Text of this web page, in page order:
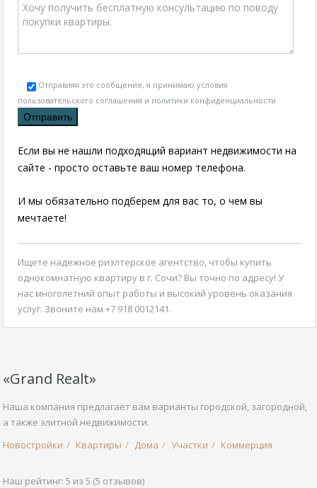
Отправляя это сообщение, я принимаю условия
пользовательского соглашения и политики конфиденциальности
Если вы не нашли подходящий вариант недвижимости на
сайте - просто оставьте ваш номер телефона.
И мы обязательно подберем для вас то, о чем вы
мечтаете!
Ищете надежное риэлтерское агентство, чтобы купить
однокомнатную квартиру в г. Сочи? Вы точно по адресу! У
нас многолетний опыт работы и высокий уровень оказания
услуг. Звоните нам +7 918 0012141.
«Grand Realt»
Наша компания предлагает вам варианты городской, загородной,
а также элитной недвижимости.
Новостройки
Квартиры Дома Участки Коммерция
Наш рейтинг: 5 из 5 (5 отзывов)